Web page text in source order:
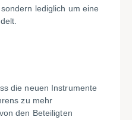
lediglich um eine
die neuen Instrumente
zu mehr
den Beteiligten